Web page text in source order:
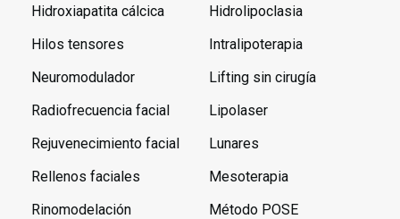
Hidroxiapatita cálcica
Hilos tensores
Neuromodulador
Radiofrecuencia facial
Rejuvenecimiento facial
Rellenos faciales
Rinomodelación
Hidrolipoclasia
Intralipoterapia
Lifting sin cirugía
Lipolaser
Lunares
Mesoterapia
Método POSE